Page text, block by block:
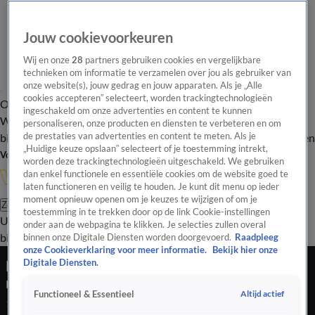
Overzicht Onze programma's Uitzendingen Onze gezichten
In de
WandelgangenInterviewsUitzending
bijwonenPodcastShopVeelgestelde vragenKijkersvraag insturen
Volg Vandaag Inside
Zoeken
UitzendingenVandaag InsideDe OranjezomerShopUitzending
bijwonen
Dick Schreuder: 'Een paar spelers gaven
misschien niet helemaal thuis door de spanning'
19 apr 2026, 21:21
Jouw cookievoorkeuren
Wij en onze28 partners gebruiken cookies en vergelijkbare
technieken om informatie te verzamelen over jou als gebruiker van
onze website(s), jouw gedrag en jouw apparaten. Als je „Alle
cookies accepteren” selecteert, worden trackingtechnologieën
ingeschakeld om onze advertenties en content te kunnen
personaliseren, onze producten en diensten te verbeteren en om
de prestaties van advertenties en content te meten. Als je
„Huidige keuze opslaan” selecteert of je toestemming intrekt,
worden deze trackingtechnologieën uitgeschakeld. We gebruiken
dan enkel functionele en essentiële cookies om de website goed te
laten functioneren en veilig te houden. Je kunt dit menu op ieder
moment opnieuw openen om je keuzes te wijzigen of om je
toestemming in te trekken door op de link Cookie-instellingen
onder aan de webpagina te klikken. Je selecties zullen overal
binnen onze Digitale Diensten worden doorgevoerd. Raadpleeg
onze Cookieverklaring voor meer informatie.
Bekijk hier onze
Digitale Diensten.
Functioneel & Essentieel Altijd actief